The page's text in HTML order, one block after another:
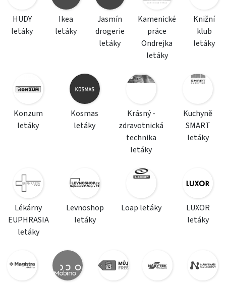
HUDY
letáky
Ikea
letáky
Jasmín
drogerie
letáky
Kamenické
práce
Ondrejka
letáky
Knižní
klub
letáky
Konzum
letáky
Kosmas
letáky
Krásný -
zdravotnická
technika
letáky
Kuchyně
SMART
letáky
Lékárny
EUPHRASIA
letáky
Levnoshop
letáky
Loap letáky
LUXOR
letáky